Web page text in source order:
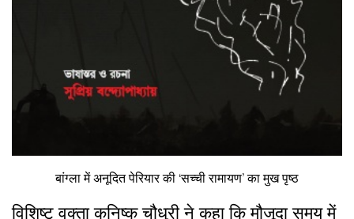
बांग्ला में अनूदित पेरियार की ‘सच्ची रामायण’ का मुख पृष्ठ
विशिष्ट वक्ता कनिष्क चौधुरी ने कहा कि मौजूदा समय में